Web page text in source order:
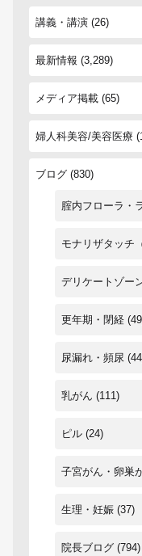
講義・講演 (26)
最新情報 (3,289)
メディア掲載 (65)
婦人科美容/美容医療
ブログ (830)
腟内フローラ・
モナリザタッチ
デリケートゾー
更年期・閉経
尿漏れ・頻尿
乳がん (111)
ピル (24)
子宮がん・卵巣
生理・妊娠 (37)
院長ブログ (794)